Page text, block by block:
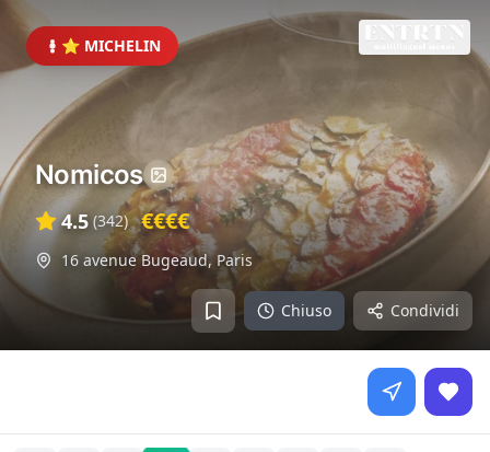
⭐ MICHELIN
Chiuso Condividi
Nomicos
4.5 (342) €€€€
16 avenue Bugeaud,Paris